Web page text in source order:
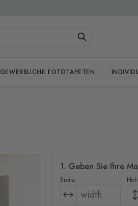
GEWERBLICHE FOTOTAPETEN
1. Geben Sie Ihre
Breite